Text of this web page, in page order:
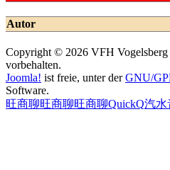
Autor
Copyright © 2026 VFH
vorbehalten.
Joomla! ist freie, unter derGNU/
Software.
旺商聊旺商聊旺商聊QuickQ汽水